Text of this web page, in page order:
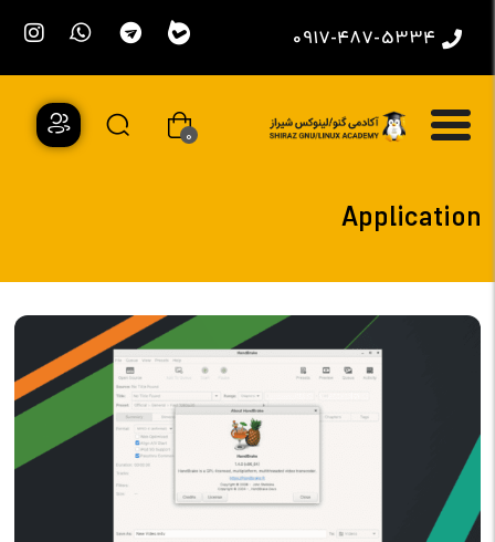
0917-487-5334
0
Application